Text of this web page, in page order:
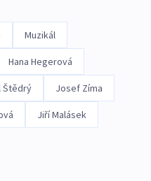
Muzikál
Hana Hegerová
Štědrý Josef Zíma
Jiří Malásek